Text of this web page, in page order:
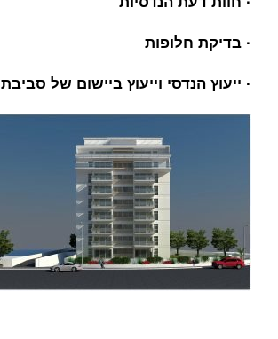
· בדיקת חלופות
· ייעוץ הנדסי וייעוץ ביישום של סביבת BIM